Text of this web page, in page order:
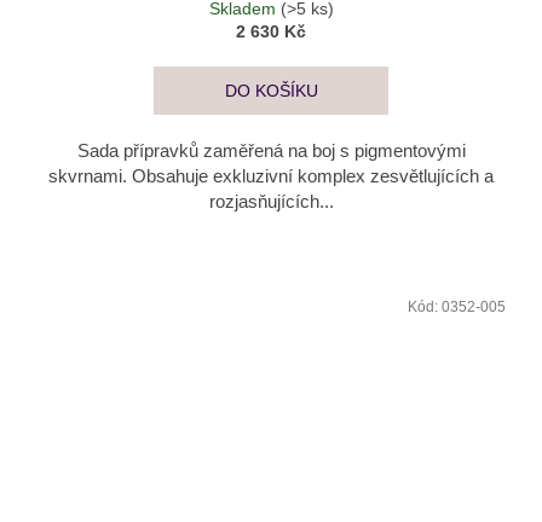
Skladem (>5 ks)
2 630 Kč
DO KOŠÍKU
Sada přípravků zaměřená na boj s pigmentovými
skvrnami. Obsahuje exkluzivní komplex zesvětlujících a
rozjasňujících...
Kód: 0352-005